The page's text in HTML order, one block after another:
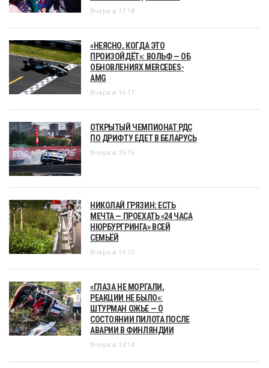
Вчера в 17:18
«НЕЯСНО, КОГДА ЭТО
ПРОИЗОЙДЁТ»: ВОЛЬФ — ОБ
ОБНОВЛЕНИЯХ MERCEDES-
AMG
Вчера в 16:17
ОТКРЫТЫЙ ЧЕМПИОНАТ РДС
ПО ДРИФТУ ЕДЕТ В БЕЛАРУСЬ
Вчера в 15:16
НИКОЛАЙ ГРЯЗИН: ЕСТЬ
МЕЧТА — ПРОЕХАТЬ «24 ЧАСА
НЮРБУРГРИНГА» ВСЕЙ
СЕМЬЁЙ
Вчера в 14:15
«ГЛАЗА НЕ МОРГАЛИ,
РЕАКЦИИ НЕ БЫЛО»:
ШТУРМАН ОЖЬЕ — О
СОСТОЯНИИ ПИЛОТА ПОСЛЕ
АВАРИИ В ФИНЛЯНДИИ
Вчера в 13:14